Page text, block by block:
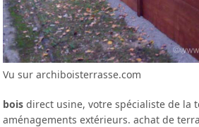
Vu sur archiboisterrasse.com
bois direct usine, votre spécialiste de la
aménagements extérieurs. achat de